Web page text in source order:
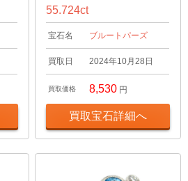
55.724ct
宝石名 ブルートパーズ
買取日 2024年10月28日
買取価格 8,530 円
買取宝石詳細へ